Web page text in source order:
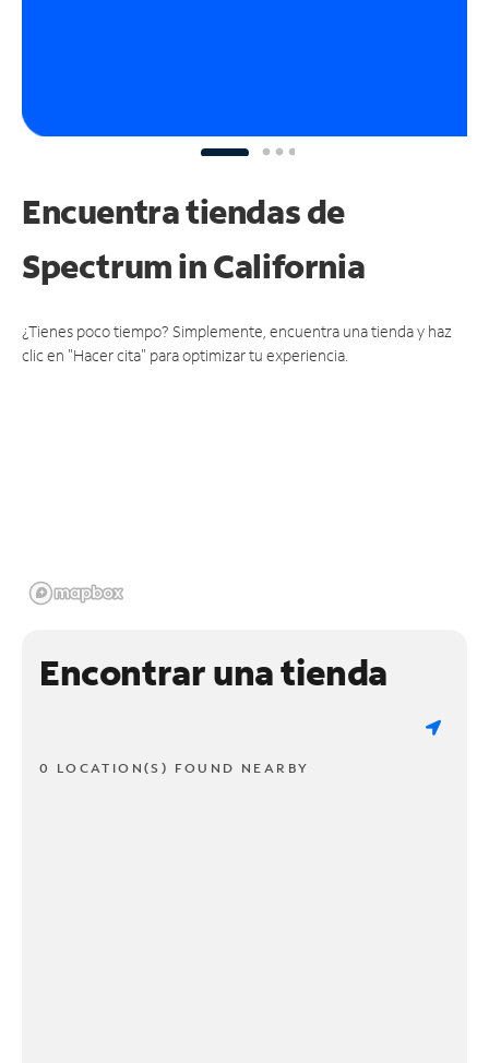
Encuentra tiendas de
Spectrumin California
¿Tienes poco tiempo? Simplemente, encuentra una tienda y haz
clic en "Hacer cita" para optimizar tu experiencia.
Encontrar una tienda
0 LOCATION(S) FOUND NEARBY